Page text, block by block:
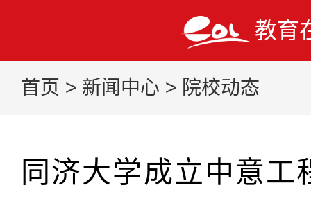
教育
首页 > 新闻中心 > 院校动态
同济大学成立中意工